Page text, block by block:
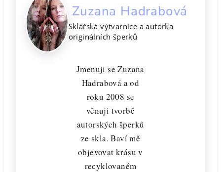
Zuzana Hadrabová
Sklářská výtvarnice a autorka
originálních šperků
Jmenuji se Zuzana
Hadrabová a od
roku 2008 se
věnuji tvorbě
autorských šperků
ze skla. Baví mě
objevovat krásu v
recyklovaném